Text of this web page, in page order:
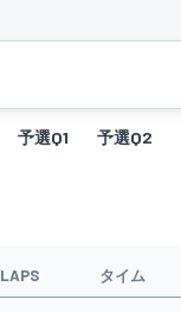
予選Q1 予選Q2
LAPS タイム